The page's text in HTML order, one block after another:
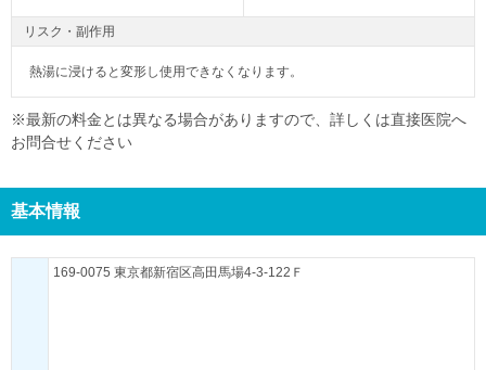
リスク・副作用
熱湯に浸けると変形し使用できなくなります。
※最新の料金とは異なる場合がありますので、詳しくは直接医院へ
お問合せください
基本情報
169-0075 東京都新宿区高田馬場4-3-122Ｆ